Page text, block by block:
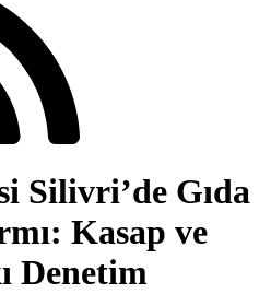
Silivri’de Gıda
Kasap ve
Denetim